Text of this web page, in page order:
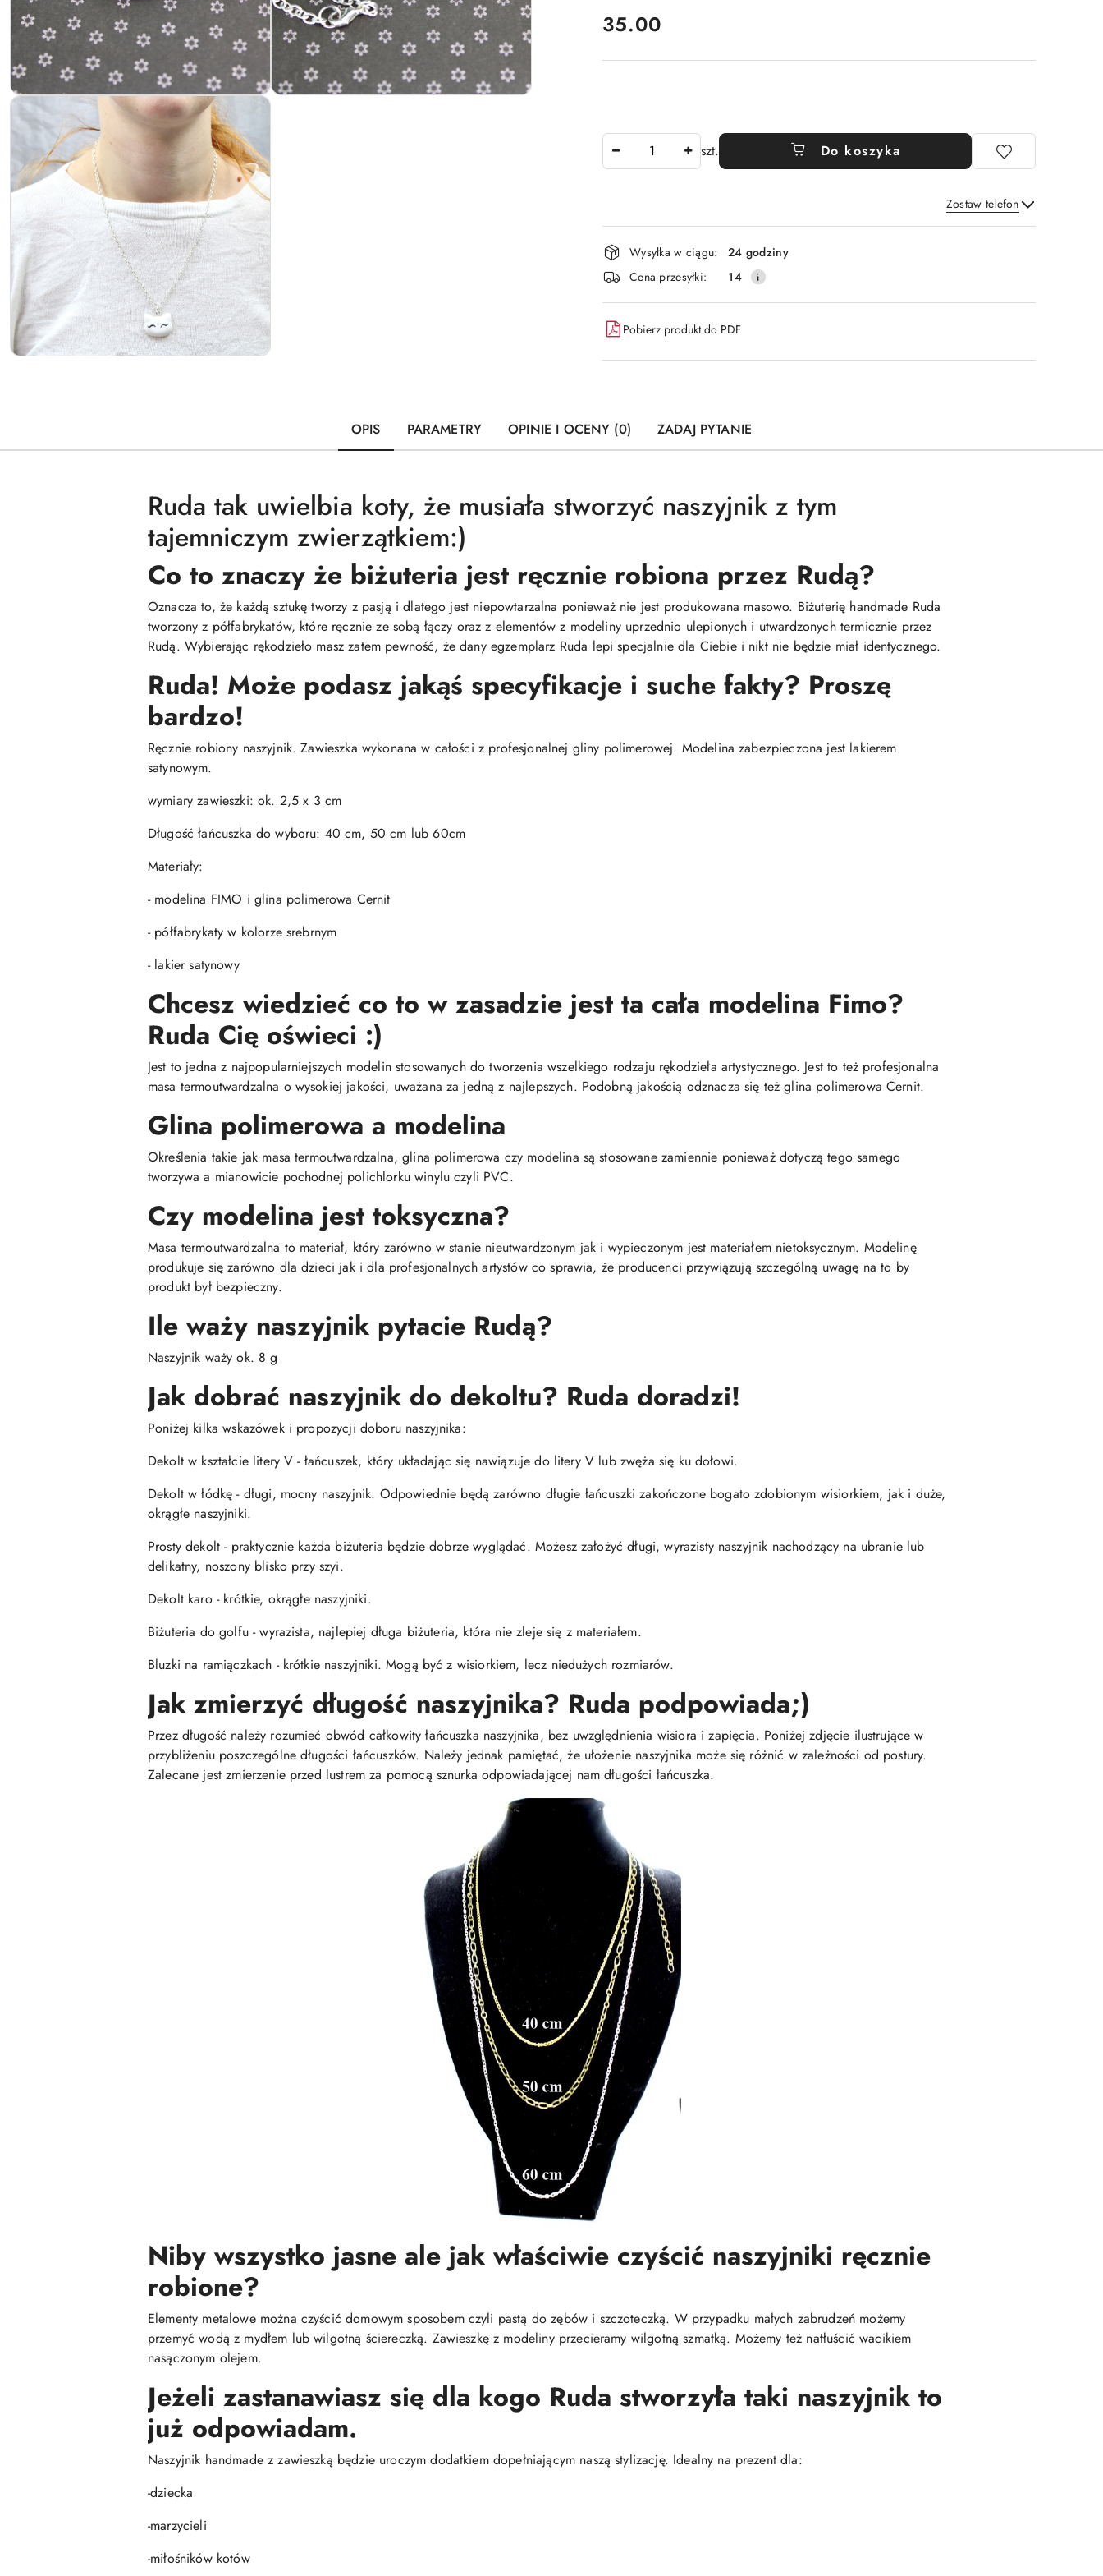
cena:
35.00
szt. Do koszyka
Zostaw telefon
Wyślij
Dostępność
i
dostawa
Wysyłka w ciągu:
24 godziny
Cena przesyłki:
14
Pobierz produkt do PDF
OPIS PARAMETRY OPINIE I OCENY (0) ZADAJ PYTANIE
Ruda tak uwielbia koty, że musiała stworzyć naszyjnik z tym
tajemniczym zwierzątkiem:)
Co to znaczy że biżuteria jest ręcznie robiona przez Rudą?
Oznacza to, że każdą sztukę tworzy z pasją i dlatego jest niepowtarzalna ponieważ nie jest produkowana masowo. Biżuterię handmade Ruda
tworzony z półfabrykatów, które ręcznie ze sobą łączy oraz z elementów z modeliny uprzednio ulepionych i utwardzonych termicznie przez
Rudą. Wybierając rękodzieło masz zatem pewność, że dany egzemplarz Ruda lepi specjalnie dla Ciebie i nikt nie będzie miał identycznego.
Ruda! Może podasz jakąś specyfikacje i suche fakty? Proszę
bardzo!
Ręcznie robiony naszyjnik. Zawieszka wykonana w całości z profesjonalnej gliny polimerowej. Modelina zabezpieczona jest lakierem
satynowym.
wymiary zawieszki: ok. 2,5 x 3 cm
Długość łańcuszka do wyboru: 40 cm, 50 cm lub 60cm
Materiały:
- modelina FIMO i glina polimerowa Cernit
- półfabrykaty w kolorze srebrnym
- lakier satynowy
Chcesz wiedzieć co to w zasadzie jest ta cała modelina Fimo?
Ruda Cię oświeci :)
Jest to jedna z najpopularniejszych modelin stosowanych do tworzenia wszelkiego rodzaju rękodzieła artystycznego. Jest to też profesjonalna
masa termoutwardzalna o wysokiej jakości, uważana za jedną z najlepszych. Podobną jakością odznacza się też glina polimerowa Cernit.
Glina polimerowa a modelina
Określenia takie jak masa termoutwardzalna, glina polimerowa czy modelina są stosowane zamiennie ponieważ dotyczą tego samego
tworzywa a mianowicie pochodnej polichlorku winylu czyli PVC.
Czy modelina jest toksyczna?
Masa termoutwardzalna to materiał, który zarówno w stanie nieutwardzonym jak i wypieczonym jest materiałem nietoksycznym. Modelinę
produkuje się zarówno dla dzieci jak i dla profesjonalnych artystów co sprawia, że producenci przywiązują szczególną uwagę na to by
produkt był bezpieczny.
Ile waży naszyjnik pytacie Rudą?
Naszyjnik waży ok. 8 g
Jak dobrać naszyjnik do dekoltu? Ruda doradzi!
Poniżej kilka wskazówek i propozycji doboru naszyjnika:
Dekolt w kształcie litery V - łańcuszek, który układając się nawiązuje do litery V lub zwęża się ku dołowi.
Dekolt w łódkę - długi, mocny naszyjnik. Odpowiednie będą zarówno długie łańcuszki zakończone bogato zdobionym wisiorkiem, jak i duże,
okrągłe naszyjniki.
Prosty dekolt - praktycznie każda biżuteria będzie dobrze wyglądać. Możesz założyć długi, wyrazisty naszyjnik nachodzący na ubranie lub
delikatny, noszony blisko przy szyi.
Dekolt karo - krótkie, okrągłe naszyjniki.
Biżuteria do golfu - wyrazista, najlepiej długa biżuteria, która nie zleje się z materiałem.
Bluzki na ramiączkach - krótkie naszyjniki. Mogą być z wisiorkiem, lecz niedużych rozmiarów.
Jak zmierzyć długość naszyjnika? Ruda podpowiada;)
Przez długość należy rozumieć obwód całkowity łańcuszka naszyjnika, bez uwzględnienia wisiora i zapięcia. Poniżej zdjęcie ilustrujące w
przybliżeniu poszczególne długości łańcuszków. Należy jednak pamiętać, że ułożenie naszyjnika może się różnić w zależności od postury.
Zalecane jest zmierzenie przed lustrem za pomocą sznurka odpowiadającej nam długości łańcuszka.
Niby wszystko jasne ale jak właściwie czyścić naszyjniki ręcznie
robione?
Elementy metalowe można czyścić domowym sposobem czyli pastą do zębów i szczoteczką. W przypadku małych zabrudzeń możemy
przemyć wodą z mydłem lub wilgotną ściereczką. Zawieszkę z modeliny przecieramy wilgotną szmatką. Możemy też natłuścić wacikiem
nasączonym olejem.
Jeżeli zastanawiasz się dla kogo Ruda stworzyła taki naszyjnik to
już odpowiadam.
Naszyjnik handmade z zawieszką będzie uroczym dodatkiem dopełniającym naszą stylizację. Idealny na prezent dla:
-dziecka
-marzycieli
-miłośników kotów